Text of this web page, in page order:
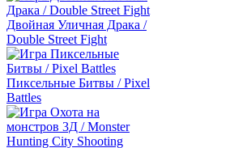
Двойная Уличная Драка /
Double Street Fight
Пиксельные Битвы / Pixel
Battles